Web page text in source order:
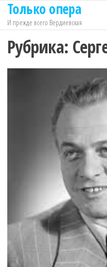
Перейти
содержимому
Только опера
И прежде всего Вердиевская
Рубрика: